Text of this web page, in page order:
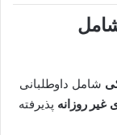
شامل داوطلبانی
غیر روزانه پذیرفته